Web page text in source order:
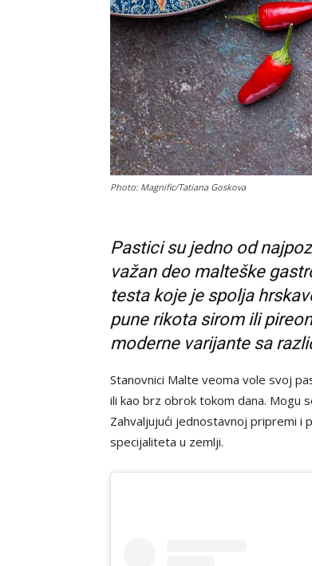
Photo: Magnific/Tatiana Goskova
Pastici su jedno od
važan deo malteške
testa koje je spolja
pune rikota sirom ili
moderne varijante sa
Stanovnici Malte veoma vole svoj
ili kao brz obrok tokom dana. Mogu
Zahvaljujući jednostavnoj pripremi i
specijaliteta u zemlji.